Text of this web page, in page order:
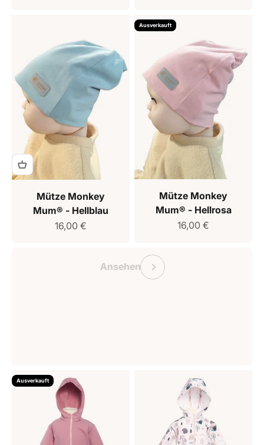
Mütze Monkey
Mum® - Hellblau
Verkaufspreis
16,00 €
Ausverkauft
Mütze Monkey
Mum® - Hellrosa
Verkaufspreis
16,00 €
AnsehenVorherige
Ausverkauft